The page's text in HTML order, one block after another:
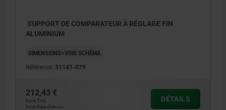
SUPPORT DE COMPARATEUR À RÉGLAGE FIN
ALUMINIUM
DIMENSIONS=VOIR SCHÉMA
Référence: 31141-079
212,43 €
hors TVA
hors frais d’envoi
DÉTAILS